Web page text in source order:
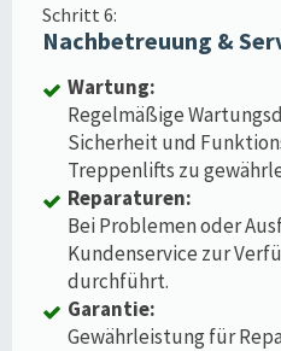
Schritt 6:
Nachbetreuung &
Wartung:
Regelmäßige
Sicherheit und
Treppenlifts zu
Reparaturen:
Bei Problemen oder
Kundenservice zur
durchführt.
Garantie:
Gewährleistung für